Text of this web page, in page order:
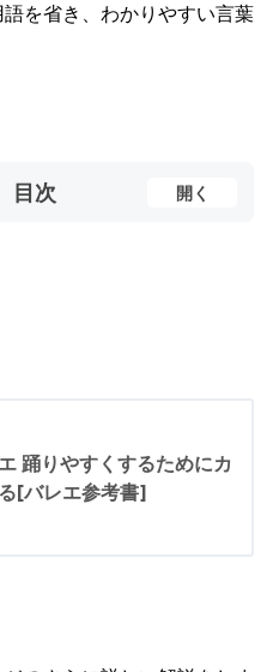
を省き、わかりやすい言葉
目次 開く
踊りやすくするためにカ
[バレエ参考書]